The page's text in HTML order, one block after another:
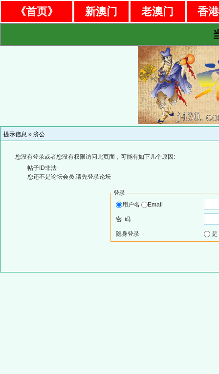
《首页》 新澳门 老澳门
香
提示信息 » 济公
您没有登录或者您没有权限访问此页面，可能有如下几个原因:
帖子ID非法
您还不是论坛会员,请先登录论坛
登录
用户名
Email
密 码
隐身登录